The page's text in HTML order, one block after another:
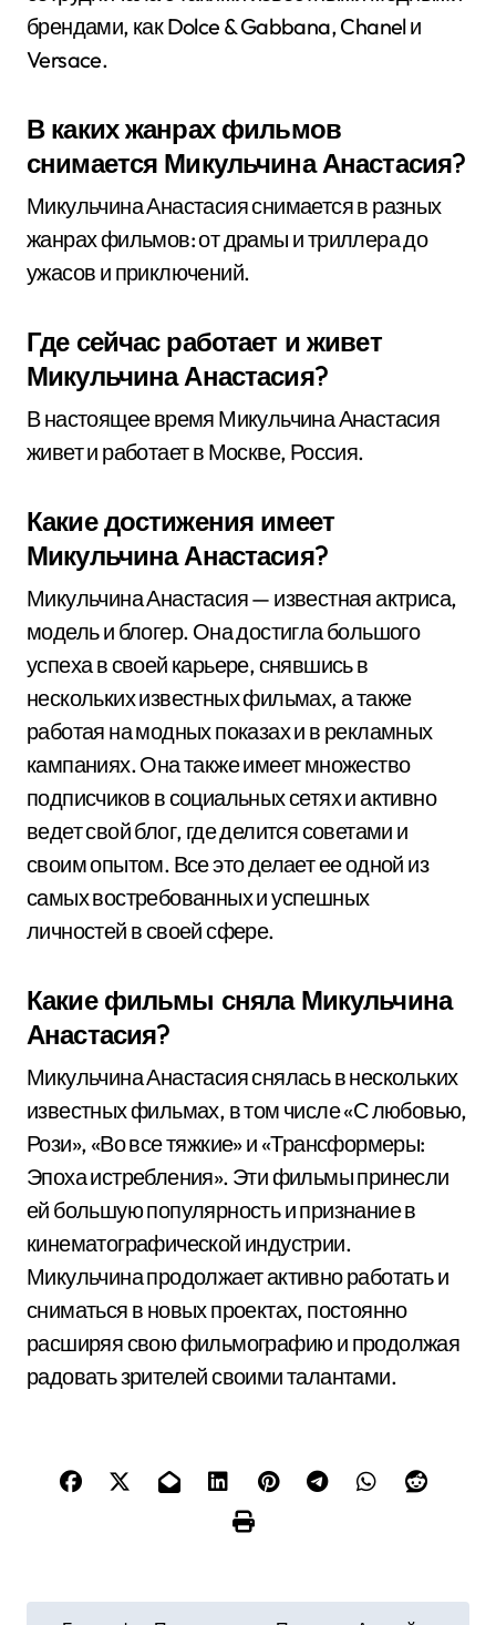
брендами, как Dolce & Gabbana, Chanel и
Versace.
В каких жанрах фильмов
снимается Микульчина Анастасия?
Микульчина Анастасия снимается в разных
жанрах фильмов: от драмы и триллера до
ужасов и приключений.
Где сейчас работает и живет
Микульчина Анастасия?
В настоящее время Микульчина Анастасия
живет и работает в Москве, Россия.
Какие достижения имеет
Микульчина Анастасия?
Микульчина Анастасия — известная актриса,
модель и блогер. Она достигла большого
успеха в своей карьере, снявшись в
нескольких известных фильмах, а также
работая на модных показах и в рекламных
кампаниях. Она также имеет множество
подписчиков в социальных сетях и активно
ведет свой блог, где делится советами и
своим опытом. Все это делает ее одной из
самых востребованных и успешных
личностей в своей сфере.
Какие фильмы сняла Микульчина
Анастасия?
Микульчина Анастасия снялась в нескольких
известных фильмах, в том числе «С любовью,
Рози», «Во все тяжкие» и «Трансформеры:
Эпоха истребления». Эти фильмы принесли
ей большую популярность и признание в
кинематографической индустрии.
Микульчина продолжает активно работать и
сниматься в новых проектах, постоянно
расширяя свою фильмографию и продолжая
радовать зрителей своими талантами.